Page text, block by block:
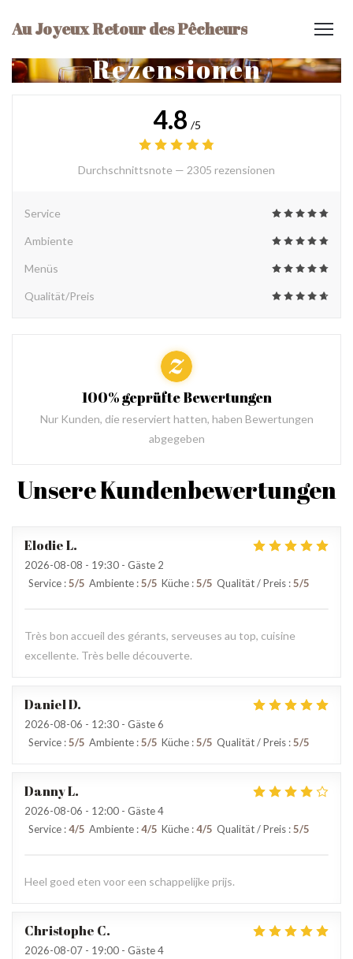
Au Joyeux Retour des Pêcheurs
Rezensionen
Unsere Kundenbewertungen
ElodieL
2026-08-08 - 19:30 - Gäste 2
Service :5/5 Ambiente :5/5 Küche :5/5 Qualität / Preis :5/5
Très bon accueil des gérants, serveuses au top, cuisine
excellente. Très belle découverte.
DanielD
2026-08-06 - 12:30 - Gäste 6
Service :5/5 Ambiente :5/5 Küche :5/5 Qualität / Preis :5/5
DannyL
2026-08-06 - 12:00 - Gäste 4
Service :4/5 Ambiente :4/5 Küche :4/5 Qualität / Preis :5/5
Heel goed eten voor een schappelijke prijs.
Christophe C
2026-08-07 - 19:00 - Gäste 4
4.8 /5
Durchschnittsnote — 2305 rezensionen
Service
Ambiente
Menüs
Qualität/Preis
100% geprüfte Bewertungen
Nur Kunden, die reserviert hatten, haben Bewertungen
abgegeben